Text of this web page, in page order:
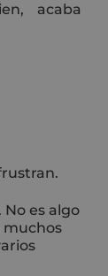
acaba
es algo
muchos